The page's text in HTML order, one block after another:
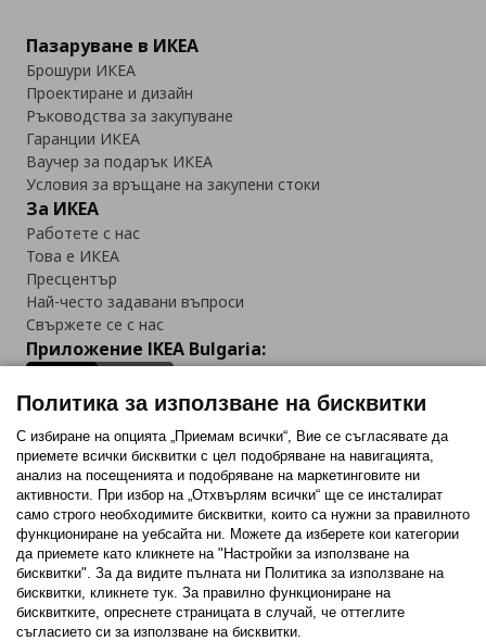
Пазаруване в ИКЕА
Брошури ИКЕА
Проектиране и дизайн
Ръководства за закупуване
Гаранции ИКЕА
Ваучер за подарък ИКЕА
Условия за връщане на закупени стоки
За ИКЕА
Работете с нас
Това е ИКЕА
Пресцентър
Най-често задавани въпроси
Свържете се с нас
Приложение IKEA Bulgaria:
Последвайте ни:
FacebookTwitterYoutubePinterestInstagram
Политика за използване на бисквитки (Cookies)
Политика за използване на бисквитки
С избиране на опцията „Приемам всички“, Вие се съгласявате да
приемете всички бисквитки с цел подобряване на навигацията,
анализ на посещенията и подобряване на маркетинговите ни
активности. При избор на „Отхвърлям всички“ ще се инсталират
само строго необходимитe бисквитки, които са нужни за правилното
функциониране на уебсайта ни. Можете да изберете кои категории
да приемете като кликнете на "Настройки за използване на
бисквитки". За да видите пълната ни Политика за използване на
бисквитки, кликнете тук. За правилно функциониране на
бисквитките, опреснете страницата в случай, че оттеглите
съгласието си за използване на бисквитки.